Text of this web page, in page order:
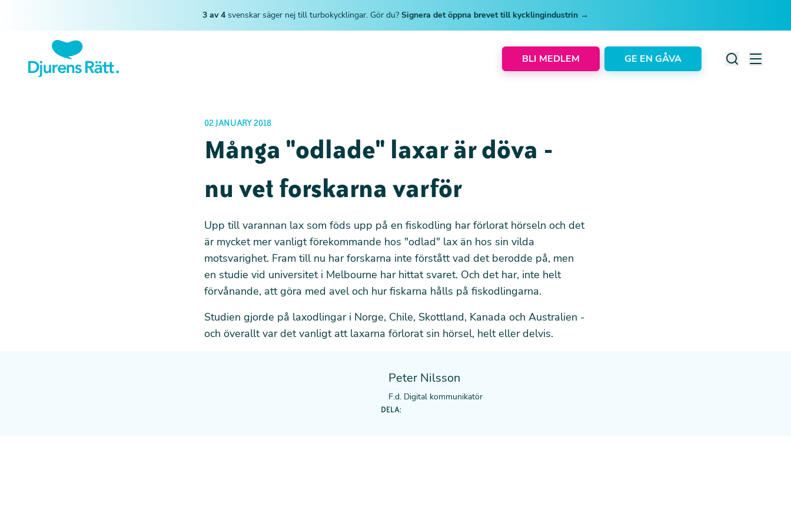
3 av 4 svenskar säger nej till turbokycklingar. Gör du? Signera det öppna brevet till kycklingindustrin →
BLI MEDLEM GE EN GÅVA
02 JANUARY 2018
Många "odlade" laxar är döva -
nu vet forskarna varför
Upp till varannan lax som föds upp på en fiskodling har förlorat hörseln och det
är mycket mer vanligt förekommande hos "odlad" lax än hos sin vilda
motsvarighet. Fram till nu har forskarna inte förstått vad det berodde på, men
en studie vid universitet i Melbourne har hittat svaret. Och det har, inte helt
förvånande, att göra med avel och hur fiskarna hålls på fiskodlingarna.
Studien gjorde på laxodlingar i Norge, Chile, Skottland, Kanada och Australien -
och överallt var det vanligt att laxarna förlorat sin hörsel, helt eller delvis.
Peter Nilsson
F.d. Digital kommunikatör
DELA: